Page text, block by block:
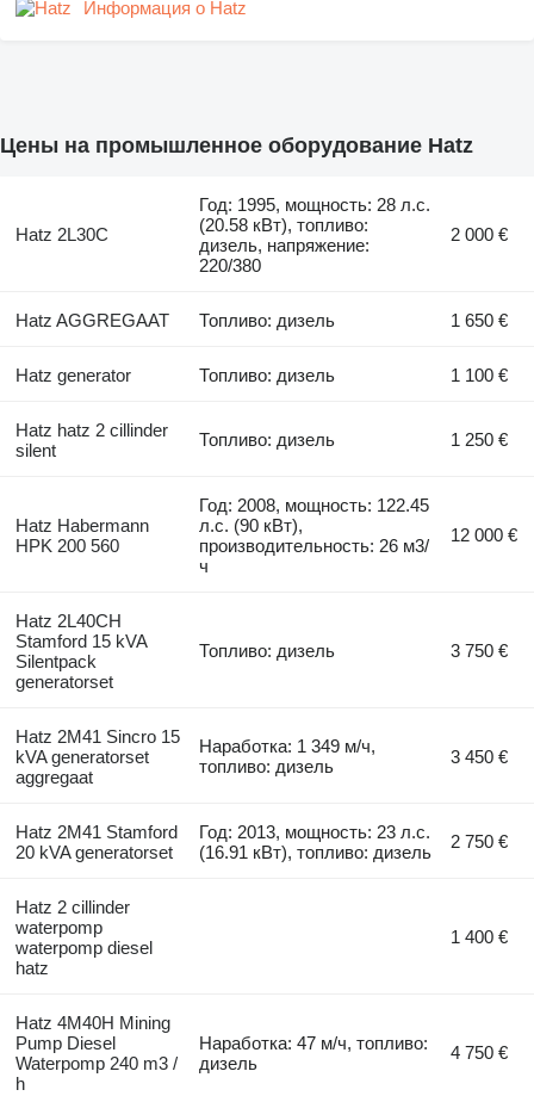
Информация о Hatz
Цены на промышленное оборудование Hatz
Hatz 2L30C
Год: 1995, мощность: 28 л.с.
(20.58 кВт), топливо:
дизель, напряжение:
220/380
2 000 €
Hatz AGGREGAAT Топливо: дизель 1 650 €
Hatz generator Топливо: дизель 1 100 €
Hatz hatz 2 cillinder
silent
Топливо: дизель 1 250 €
Hatz Habermann
HPK 200 560
Год: 2008, мощность: 122.45
л.с. (90 кВт),
производительность: 26 м3/
ч
12 000 €
Hatz 2L40CH
Stamford 15 kVA
Silentpack
generatorset
Топливо: дизель 3 750 €
Hatz 2M41 Sincro 15
kVA generatorset
aggregaat
Наработка: 1 349 м/ч,
топливо: дизель
3 450 €
Hatz 2M41 Stamford
20 kVA generatorset
Год: 2013, мощность: 23 л.с.
(16.91 кВт), топливо: дизель
2 750 €
Hatz 2 cillinder
waterpomp
waterpomp diesel
hatz
1 400 €
Hatz 4M40H Mining
Pump Diesel
Waterpomp 240 m3 /
h
Наработка: 47 м/ч, топливо:
дизель
4 750 €